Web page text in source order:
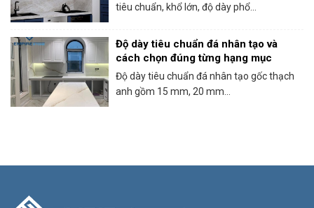
tiêu chuẩn, khổ lớn, độ dày phổ...
Độ dày tiêu chuẩn đá nhân tạo và
cách chọn đúng từng hạng mục
Độ dày tiêu chuẩn đá nhân tạo gốc thạch
anh gồm 15 mm, 20 mm...